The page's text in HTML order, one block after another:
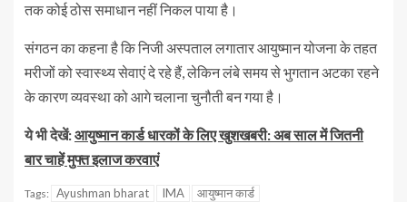
तक कोई ठोस समाधान नहीं निकल पाया है।
संगठन का कहना है कि निजी अस्पताल लगातार आयुष्मान योजना के तहत
मरीजों को स्वास्थ्य सेवाएं दे रहे हैं, लेकिन लंबे समय से भुगतान अटका रहने
के कारण व्यवस्था को आगे चलाना चुनौती बन गया है।
ये भी देखें:आयुष्मान कार्ड धारकों के लिए खुशखबरी: अब साल में जितनी
बार चाहें मुफ्त इलाज करवाएं
Tags: Ayushman bharat IMA आयुष्मान कार्ड